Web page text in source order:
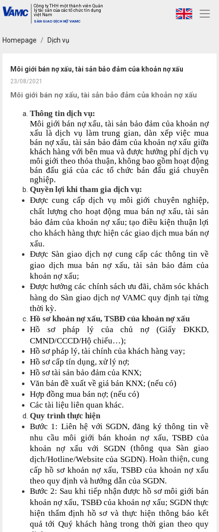
Công ty THH một thành viên Quản
lý tài sản của các tổ chức tín dụng
việt Nam
SÀN GIAO DỊCH NỢ VAMC
Homepage Dịch vụ
Môi giới bán nợ xấu, tài sản bảo đảm của khoản nợ xấu
23/08/2021
Môi giới bán nợ xấu, tài sản bảo đảm của khoản nợ xấu
Thông tin dịch vụ:
Môi giới bán nợ xấu, tài sản bảo đảm của khoản nợ
xấu là dịch vụ làm trung gian, dàn xếp việc mua
bán nợ xấu, tài sản bảo đảm của khoản nợ xấu giữa
khách hàng với bên mua và được hưởng phí dịch vụ
môi giới theo thỏa thuận, không bao gồm hoạt động
bán đấu giá của các tổ chức bán đấu giá chuyên
nghiệp.
Quyền lợi khi tham gia dịch vụ:
Được cung cấp dịch vụ môi giới chuyên nghiệp,
chất lượng cho hoạt động mua bán nợ xấu, tài sản
bảo đảm của khoản nợ xấu; tạo điều kiện thuận lợi
cho khách hàng thực hiện các giao dịch mua bán nợ
xấu.
Được Sàn giao dịch nợ cung cấp các thông tin về
giao dịch mua bán nợ xấu, tài sản bảo đảm của
khoản nợ xấu;
Được hưởng các chính sách ưu đãi, chăm sóc khách
hàng do Sàn giao dịch nợ VAMC quy định tại từng
thời kỳ.
Hồ sơ khoản nợ xấu, TSBĐ của khoản nợ xấu
Hồ sơ pháp lý của chủ nợ (Giấy ĐKKD,
CMND/CCCD/Hộ chiếu…);
Hồ sơ pháp lý, tài chính của khách hàng vay;
Hồ sơ cấp tín dụng, xử lý nợ;
Hồ sơ tài sản bảo đảm của KNX;
Văn bản đề xuất về giá bán KNX; (nếu có)
Hợp đồng mua bán nợ; (nếu có)
Các tài liệu liên quan khác.
Quy trình thực hiện
Bước 1: Liên hệ với SGDN, đăng ký thông tin về
nhu cầu môi giới bán khoản nợ xấu, TSBĐ của
khoản nợ xấu với SGDN (thông qua Sàn giao
dịch/Hotline/Website của SGDN). Hoàn thiện, cung
cấp hồ sơ khoản nợ xấu, TSBĐ của khoản nợ xấu
theo quy định và hướng dẫn của SGDN.
Bước 2: Sau khi tiếp nhận được hồ sơ môi giới bán
khoản nợ xấu, TSBĐ của khoản nợ xấu; SGDN thực
hiện thẩm định hồ sơ và thực hiện thông báo kết
quả tới Quý khách hàng trong thời gian theo quy